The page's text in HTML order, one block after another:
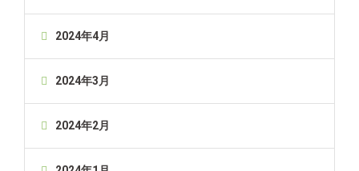
2024年4月
2024年3月
2024年2月